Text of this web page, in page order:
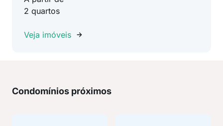
2 quartos
Veja imóveis
Condomínios próximos